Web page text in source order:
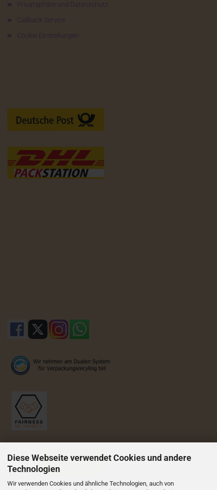
Diese Webseite verwendet Cookies und andere
Technologien
Wir verwenden Cookies und ähnliche Technologien, auch von
Privatsphäre und Datenschutz
Callback Service
Cookie Einstellungen